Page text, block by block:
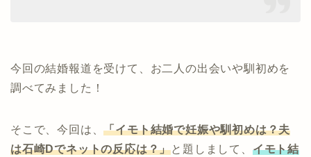
今回の結婚報道を受けて、お二人の出会いや馴初めを
調べてみました！
そこで、今回は、「イモト結婚で妊娠や馴初めは？夫
は石崎Dでネットの反応は？」と題しまして、 イモト結